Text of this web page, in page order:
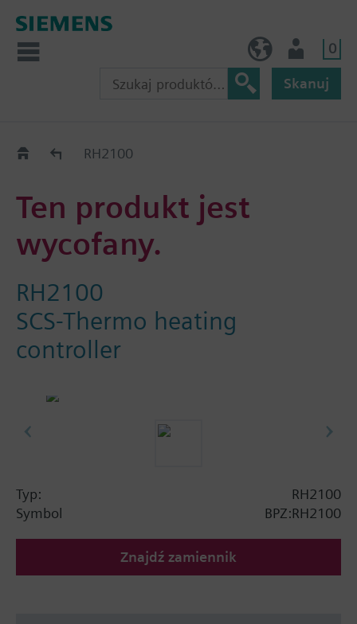
0
Skanuj
Old2NewRH2100
Ten produkt jest
wycofany.
RH2100
SCS-Thermo heating
controller
Typ:
RH2100
Symbol
BPZ:RH2100
Znajdź zamiennik